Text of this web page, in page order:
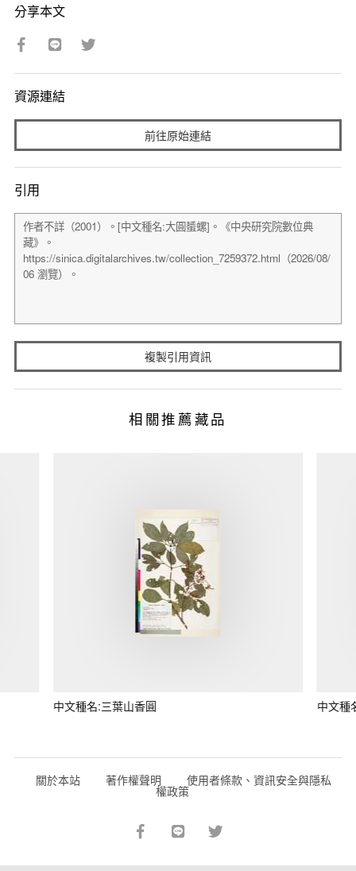
分享本文
資源連結
前往原始連結
引用
複製引用資訊
相關推薦藏品
中文種名:三葉山香圓 中文種
關於本站 著作權聲明 使用者條款、資訊安全與隱私
權政策